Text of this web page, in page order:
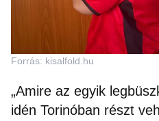
Forrás: kisalfold.hu
„Amire az egyik
idén Torinóban részt